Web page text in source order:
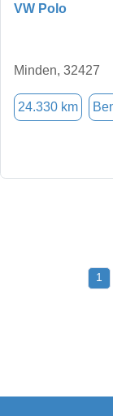
VW Polo
Minden, 32427
24.330 km
1